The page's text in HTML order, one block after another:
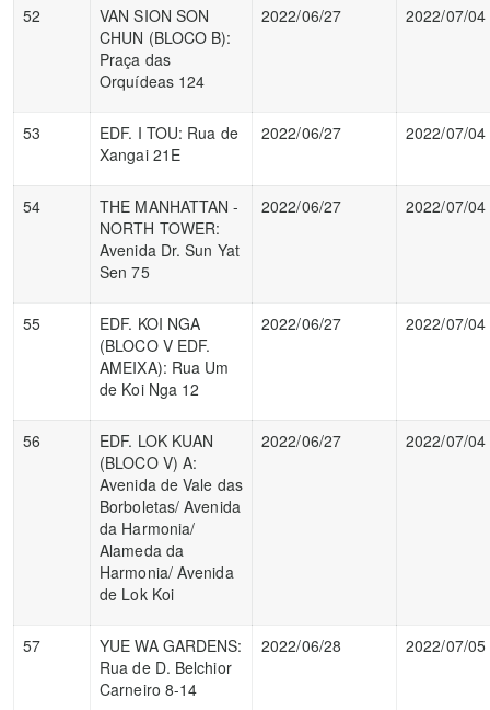
52
VAN SION SON
CHUN (BLOCO B):
Praça das
Orquídeas 124
2022/06/27 2022/07/04
53
EDF. I TOU: Rua de
Xangai 21E
2022/06/27 2022/07/04
54
THE MANHATTAN -
NORTH TOWER:
Avenida Dr. Sun Yat
Sen 75
2022/06/27 2022/07/04
55
EDF. KOI NGA
(BLOCO V EDF.
AMEIXA): Rua Um
de Koi Nga 12
2022/06/27 2022/07/04
56
EDF. LOK KUAN
(BLOCO V) A:
Avenida de Vale das
Borboletas/ Avenida
da Harmonia/
Alameda da
Harmonia/ Avenida
de Lok Koi
2022/06/27 2022/07/04
57
YUE WA GARDENS:
Rua de D. Belchior
Carneiro 8-14
2022/06/28 2022/07/05